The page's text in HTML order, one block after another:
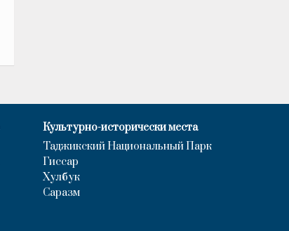
Культурно-исторически места
Таджикский Национальный Парк
Гиссар
Хулбук
Саразм